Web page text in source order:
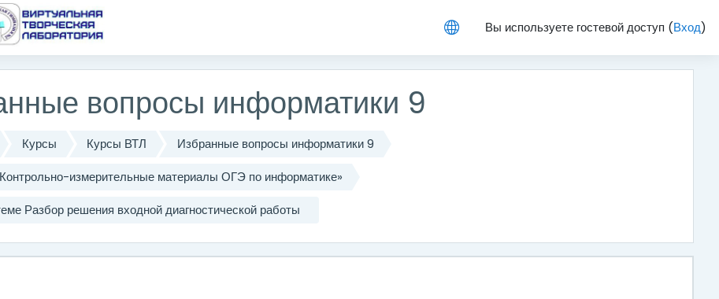
Вы используете гостевой доступ (Вход)
содержанию
вопросы информатики 9
Курсы Курсы ВТЛ
Избранные вопросы информатики 9
измерительные материалы ОГЭ по информатике»
Разбор решения входной диагностической работы